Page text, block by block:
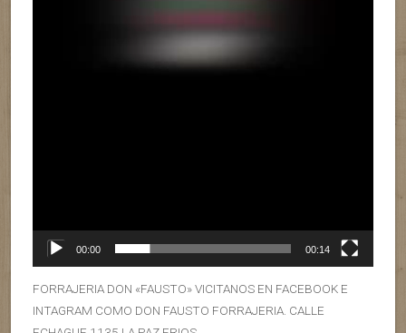
00:00 00:14
FORRAJERIA DON «FAUSTO» VICITANOS EN FACEBOOK E
INTAGRAM COMO DON FAUSTO FORRAJERIA. CALLE